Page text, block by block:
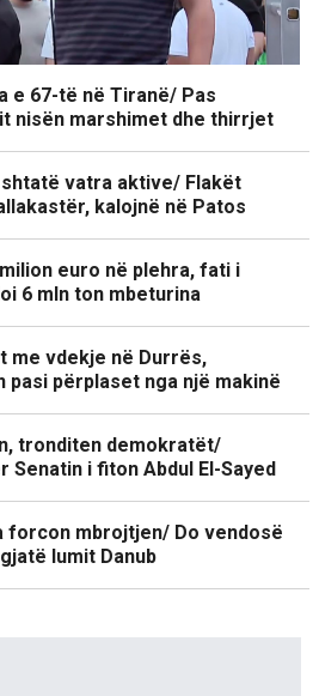
e 67-të në Tiranë/ Pas
nisën marshimet dhe thirrjet
vatra aktive/ Flakët
kalojnë në Patos
euro në plehra, fati i
6 mln ton mbeturina
me vdekje në Durrës,
pasi përplaset nga një makinë
tronditen demokratët/
Senatin i fiton Abdul El-Sayed
forcon mbrojtjen/ Do vendosë
lumit Danub